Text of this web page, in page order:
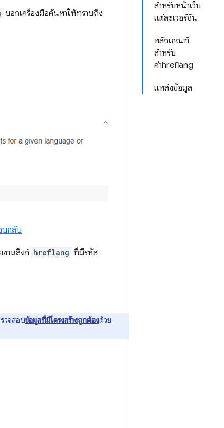
สำหรับหน้าเว็บ
แต่ละเวอร์ชัน
หลักเกณฑ์
สำหรับ
ค่าhreflang
แหล่งข้อมูล
บอกเครื่องมือค้นหาให้ทราบถึง
บกลับ
งานลิงก์ hreflang ที่มีรหัส
วจสอบข้อมูลที่มีโครงสร้างถูกต้องด้วย